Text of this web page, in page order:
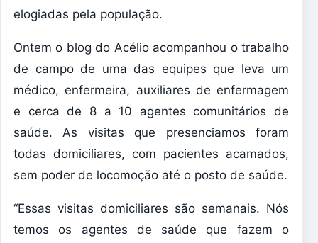
elogiadas pela população.
Ontem o blog do Acélio acompanhou o trabalho
de campo de uma das equipes que leva um
médico, enfermeira, auxiliares de enfermagem
e cerca de 8 a 10 agentes comunitários de
saúde. As visitas que presenciamos foram
todas domiciliares, com pacientes acamados,
sem poder de locomoção até o posto de saúde.
“Essas visitas domiciliares são semanais. Nós
temos os agentes de saúde que fazem o